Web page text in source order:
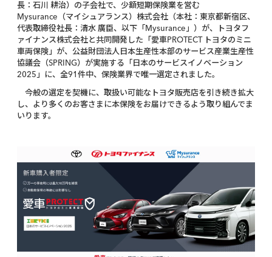
長：石川 耕治）の子会社で、少額短期保険業を営む
Mysurance（マイシュアランス）株式会社（本社：東京都新宿区、
代表取締役社長：清水 廣臣、以下「Mysurance」）が、トヨタフ
ァイナンス株式会社と共同開発した「愛車PROTECT トヨタのミニ
車両保険」が、公益財団法人日本生産性本部のサービス産業生産性
協議会（SPRING）が実施する「日本のサービスイノベーション
2025」に、全91件中、保険業界で唯一選定されました。
今般の選定を契機に、取扱い可能なトヨタ販売店を引き続き拡大
し、より多くのお客さまに本保険をお届けできるよう取り組んでま
いります。